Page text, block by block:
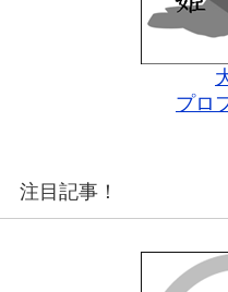
プロ
注目記事！